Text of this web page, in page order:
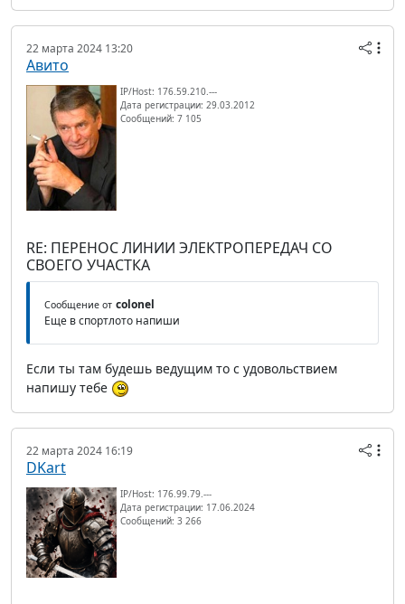
22 марта 2024 13:20
Авито
IP/Host: 176.59.210.---
Дата регистрации: 29.03.2012
Сообщений: 7 105
RE: ПЕРЕНОС ЛИНИИ ЭЛЕКТРОПЕРЕДАЧ СО
СВОЕГО УЧАСТКА
Сообщение от colonel
Еще в спортлото напиши
Если ты там будешь ведущим то с удовольствием
напишу тебе
22 марта 2024 16:19
DKart
IP/Host: 176.99.79.---
Дата регистрации: 17.06.2024
Сообщений: 3 266